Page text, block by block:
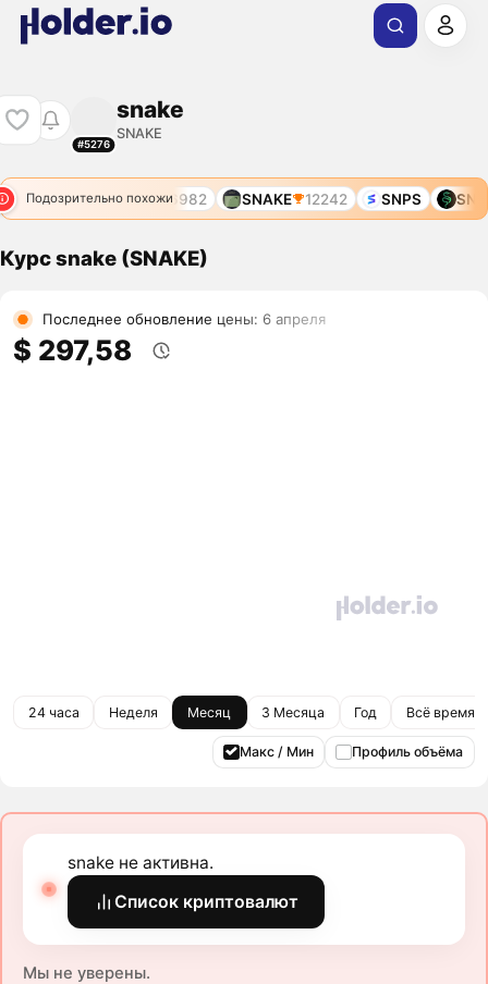
#5276
snake
SNAKE
Подозрительно похожи
SNAKE 6982 SNAKE 12242 SNPS
Курс snake (SNAKE)
Последнее обновление цены: 6 апреля
$ 297,58
24 часа Неделя Месяц 3 Месяца Год Всё время
Макс / Мин Профиль объёма
snake не активна.
Список криптовалют
Мы не уверены.